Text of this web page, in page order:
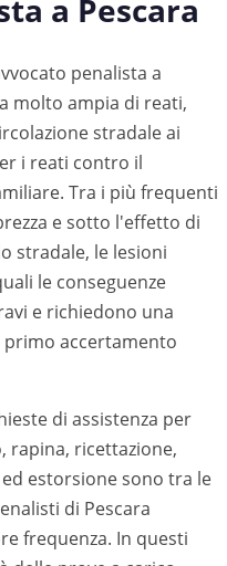
a Pescara
penalista a
molto ampia di reati,
stradale ai
i reati contro il
Tra i più frequenti
e sotto l'effetto di
stradale, le lesioni
le conseguenze
e richiedono una
primo accertamento
di assistenza per
ricettazione,
estorsione sono tra le
di Pescara
frequenza. In questi